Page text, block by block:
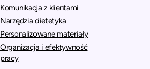
Komunikacja z klientami
Narzędzia dietetyka
Personalizowane materiały
Organizacja i efektywność
pracy